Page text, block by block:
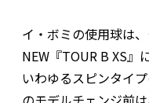
イ・ボミの使用球は
NEW『TOUR B XS』
いわゆるスピンタイ